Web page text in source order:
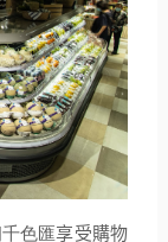
色匯享受購物